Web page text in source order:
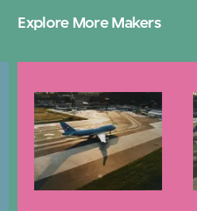
Explore More Makers